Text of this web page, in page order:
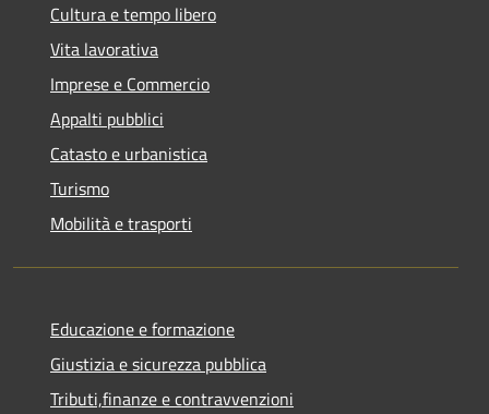
Cultura e tempo libero
Vita lavorativa
Imprese e Commercio
Appalti pubblici
Catasto e urbanistica
Turismo
Mobilità e trasporti
Educazione e formazione
Giustizia e sicurezza pubblica
Tributi,finanze e contravvenzioni